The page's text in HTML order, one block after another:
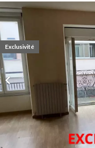
Exclusivité